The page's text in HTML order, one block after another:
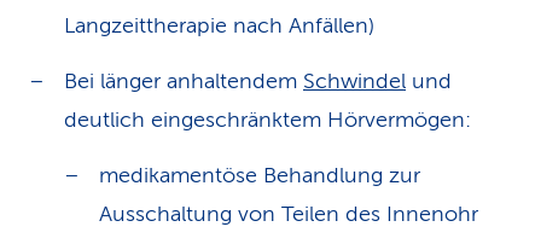
Langzeittherapie nach Anfällen)
Bei länger anhaltendem Schwindel und
deutlich eingeschränktem Hörvermögen:
medikamentöse Behandlung zur
Ausschaltung von Teilen des Innenohr